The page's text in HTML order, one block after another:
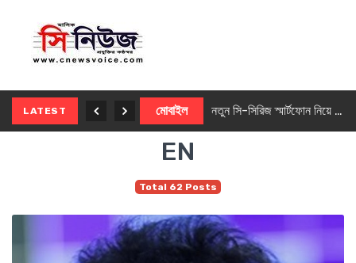
LATEST মোবাইল নতুন সি-সিরিজ স্মার্টফোন নিয়ে আসছে রিয়েলমি
EN
Total 62 Posts